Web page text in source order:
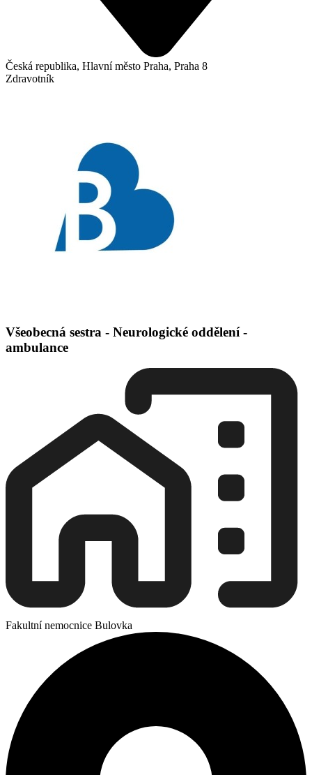
Česká republika, Hlavní město Praha, Praha 8
Zdravotník
Všeobecná sestra - Neurologické oddělení -
ambulance
Fakultní nemocnice Bulovka